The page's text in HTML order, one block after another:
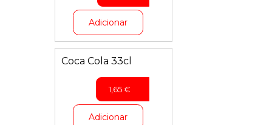
Adicionar
Coca Cola 33cl
1,65€
Adicionar